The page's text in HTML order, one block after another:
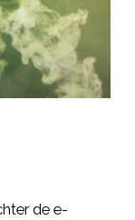
de e-